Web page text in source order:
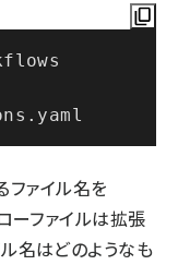
ファイル名を
ーファイルは拡張
名はどのようなも